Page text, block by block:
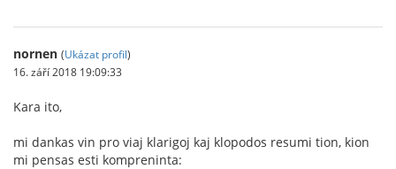
nornen (Ukázat profil)
16. září 2018 19:09:33
Kara ito,
mi dankas vin pro viaj klarigoj kaj klopodos resumi tion, kion
mi pensas esti kompreninta: